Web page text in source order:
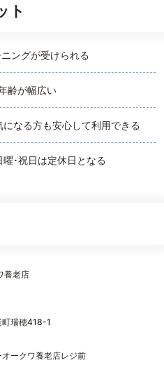
ト
ングが受けられる
齢が幅広い
なる方も安心して利用できる
･祝日は定休日となる
養老店
町瑞穂418-1
ークワ養老店レジ前